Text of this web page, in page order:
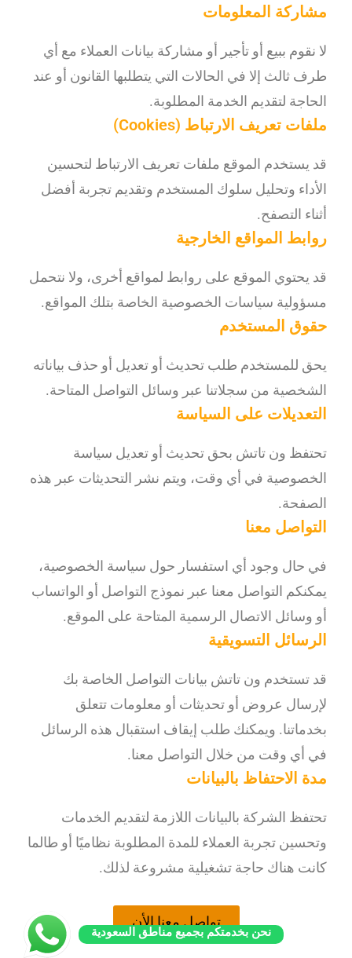
مشاركة المعلومات
لا نقوم ببيع أو تأجير أو مشاركة بيانات العملاء مع أي
طرف ثالث إلا في الحالات التي يتطلبها القانون أو عند
الحاجة لتقديم الخدمة المطلوبة.
ملفات تعريف الارتباط (Cookies)
قد يستخدم الموقع ملفات تعريف الارتباط لتحسين
الأداء وتحليل سلوك المستخدم وتقديم تجربة أفضل
أثناء التصفح.
روابط المواقع الخارجية
قد يحتوي الموقع على روابط لمواقع أخرى، ولا نتحمل
مسؤولية سياسات الخصوصية الخاصة بتلك المواقع.
حقوق المستخدم
يحق للمستخدم طلب تحديث أو تعديل أو حذف بياناته
الشخصية من سجلاتنا عبر وسائل التواصل المتاحة.
التعديلات على السياسة
تحتفظ ون تاتش بحق تحديث أو تعديل سياسة
الخصوصية في أي وقت، ويتم نشر التحديثات عبر هذه
الصفحة.
التواصل معنا
في حال وجود أي استفسار حول سياسة الخصوصية،
يمكنكم التواصل معنا عبر نموذج التواصل أو الواتساب
أو وسائل الاتصال الرسمية المتاحة على الموقع.
الرسائل التسويقية
قد تستخدم ون تاتش بيانات التواصل الخاصة بك
لإرسال عروض أو تحديثات أو معلومات تتعلق
بخدماتنا. ويمكنك طلب إيقاف استقبال هذه الرسائل
في أي وقت من خلال التواصل معنا.
مدة الاحتفاظ بالبيانات
تحتفظ الشركة بالبيانات اللازمة لتقديم الخدمات
وتحسين تجربة العملاء للمدة المطلوبة نظاميًا أو طالما
كانت هناك حاجة تشغيلية مشروعة لذلك.
تواصل معنا الأن
نحن بخدمتكم بجميع مناطق السعودية